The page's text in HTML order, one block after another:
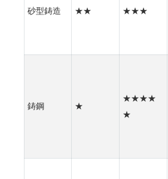
砂型鋳造 ★★ ★★★
鋳鋼 ★
★★★★
★